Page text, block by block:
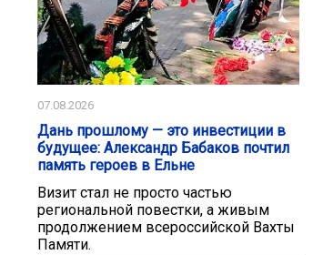
07.08.2026
Дань прошлому — это инвестиции в
будущее: Александр Бабаков почтил
память героев в Ельне
Визит стал не просто частью
региональной повестки, а живым
продолжением всероссийской Вахты
Памяти.